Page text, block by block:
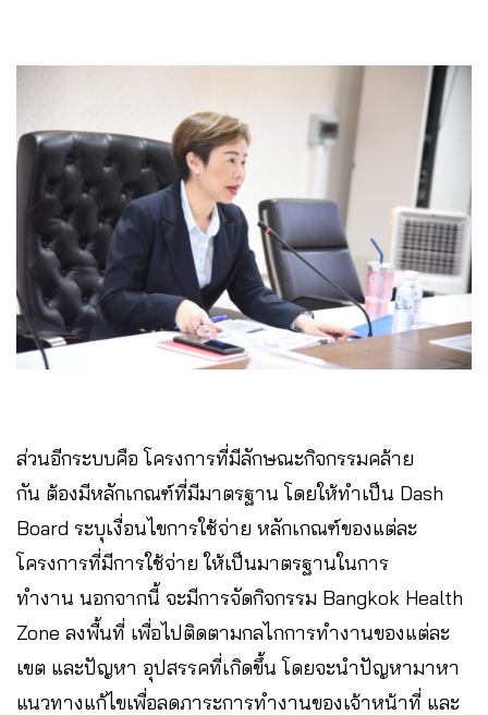
ส่วนอีกระบบคือ โครงการที่มีลักษณะกิจกรรมคล้าย
กัน ต้องมีหลักเกณฑ์ที่มีมาตรฐาน โดยให้ทำเป็น Dash
Board ระบุเงื่อนไขการใช้จ่าย หลักเกณฑ์ของแต่ละ
โครงการที่มีการใช้จ่าย ให้เป็นมาตรฐานในการ
ทำงาน นอกจากนี้ จะมีการจัดกิจกรรม Bangkok Health
Zone ลงพื้นที่ เพื่อไปติดตามกลไกการทำงานของแต่ละ
เขต และปัญหา อุปสรรคที่เกิดขึ้น โดยจะนำปัญหามาหา
แนวทางแก้ไขเพื่อลดภาระการทำงานของเจ้าหน้าที่ และ